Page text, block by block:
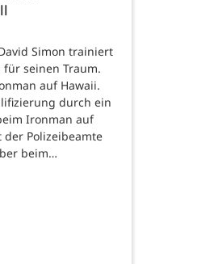
Simon trainiert
für seinen Traum.
auf Hawaii.
durch ein
Ironman auf
der Polizeibeamte
beim…